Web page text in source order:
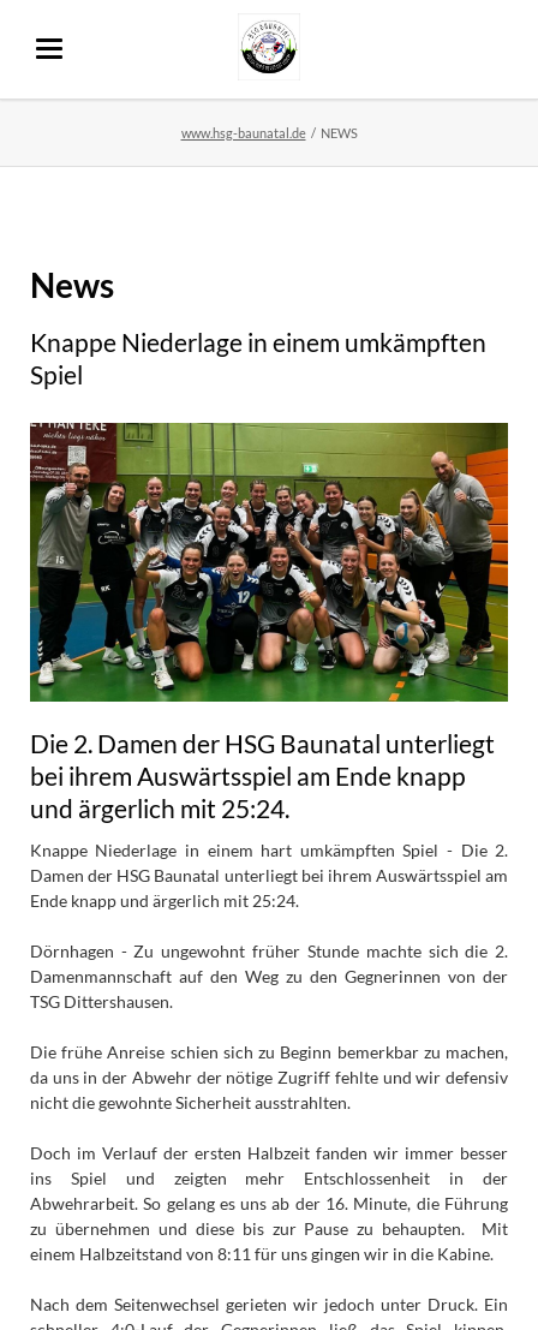
www.hsg-baunatal.de NEWS
News
Knappe Niederlage in einem umkämpften
Spiel
Die 2. Damen der HSG Baunatal unterliegt
bei ihrem Auswärtsspiel am Ende knapp
und ärgerlich mit 25:24.
Knappe Niederlage in einem hart umkämpften Spiel - Die 2.
Damen der HSG Baunatal unterliegt bei ihrem Auswärtsspiel am
Ende knapp und ärgerlich mit 25:24.
Dörnhagen - Zu ungewohnt früher Stunde machte sich die 2.
Damenmannschaft auf den Weg zu den Gegnerinnen von der
TSG Dittershausen.
Die frühe Anreise schien sich zu Beginn bemerkbar zu machen,
da uns in der Abwehr der nötige Zugriff fehlte und wir defensiv
nicht die gewohnte Sicherheit ausstrahlten.
Doch im Verlauf der ersten Halbzeit fanden wir immer besser
ins Spiel und zeigten mehr Entschlossenheit in der
Abwehrarbeit. So gelang es uns ab der 16. Minute, die Führung
zu übernehmen und diese bis zur Pause zu behaupten. Mit
einem Halbzeitstand von 8:11 für uns gingen wir in die Kabine.
Nach dem Seitenwechsel gerieten wir jedoch unter Druck. Ein